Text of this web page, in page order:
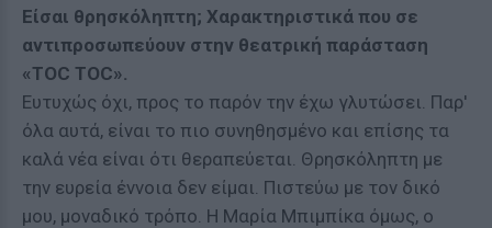
Είσαι θρησκόληπτη; Χαρακτηριστικά που σε
αντιπροσωπεύουν στην θεατρική παράσταση
«ΤOC TOC».
Ευτυχώς όχι, προς το παρόν την έχω γλυτώσει. Παρ'
όλα αυτά, είναι το πιο συνηθησμένο και επίσης τα
καλά νέα είναι ότι θεραπεύεται. Θρησκόληπτη με
την ευρεία έννοια δεν είμαι. Πιστεύω με τον δικό
μου, μοναδικό τρόπο. Η Μαρία Μπιμπίκα όμως, ο